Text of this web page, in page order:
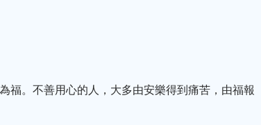
福。不善用心的人，大多由安樂得到痛苦，由福報